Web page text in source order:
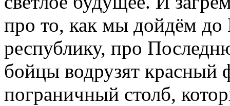
про то, как мы дойдём
республику, про
бойцы водрузят красный
пограничный столб,